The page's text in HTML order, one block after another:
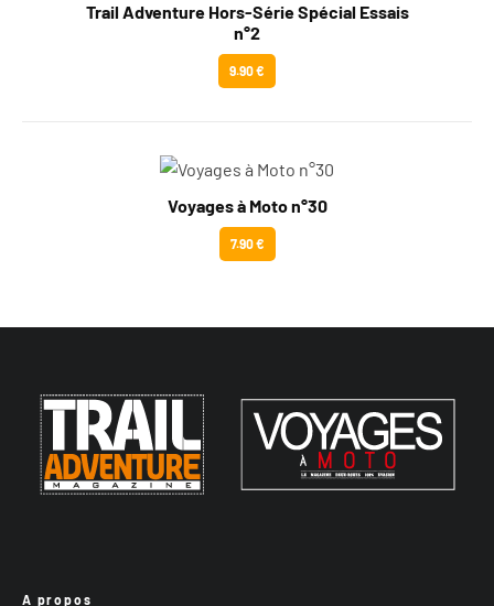
Trail Adventure Hors-Série Spécial Essais
n°2
9.90 €
Voyages à Moto n°30
7.90 €
A propos